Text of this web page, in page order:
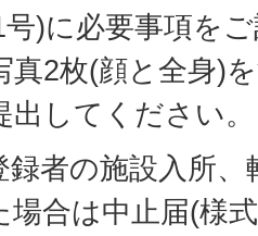
)に必要事項を
真2枚(顔と全身)
してください。
録者の施設入所
場合は中止届(様